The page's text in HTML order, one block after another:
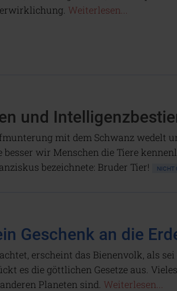
Weiterlesen...
und
mit dem Schwanz wedelt
wir Menschen die Tiere
bezeichnete: Bruder Tier!
NICHT
Geschenk an die
erscheint das Bienenvolk, als
es die göttlichen Gesetze aus.
Planeten sind. Weiterlesen...